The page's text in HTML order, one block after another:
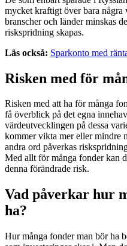
mycket kraftigt över bara
branscher och länder minskas
riskspridning skapas.
Läs också: Sparkonto med
Risken med för
Risken med att ha för många
få överblick på det egna
värdeutvecklingen på dessa
kommer vikta mer eller mindre
andra ord påverkas
Med allt för många fonder kan
denna förändrade risk.
Vad påverkar hur
ha?
Hur många fonder man bör ha